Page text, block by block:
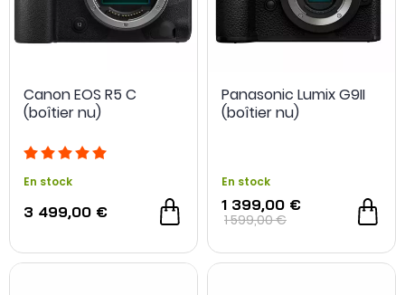
2 offres spéciales 2 offres spéciales
Canon EOS R5 C
(boîtier nu)
En stock
3 499,00 €
Panasonic Lumix G9II
(boîtier nu)
En stock
1 399,00 €
1 599,00 €